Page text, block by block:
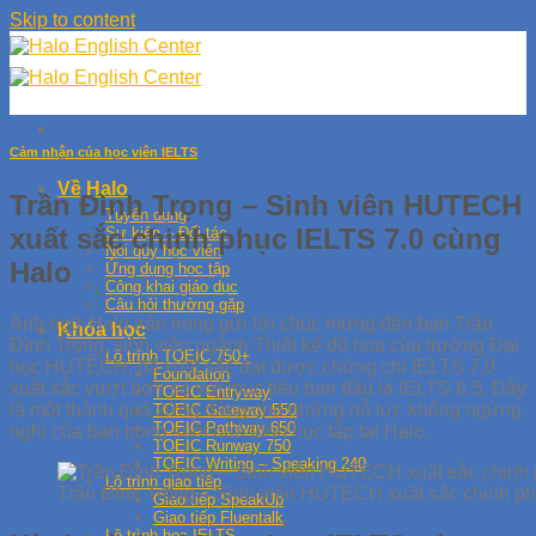
Skip to content
Về Halo
Tuyển dụng
Sự kiện – Đối tác
Nội quy học viên
Ứng dụng học tập
Công khai giáo dục
Câu hỏi thường gặp
Khóa học
Lộ trình TOEIC 750+
Foundation
TOEIC Entryway
TOEIC Gateway 550
TOEIC Pathway 650
TOEIC Runway 750
TOEIC Writing – Speaking 240
Lộ trình giao tiếp
Giao tiếp SpeakUp
Giao tiếp Fluentalk
Cảm nhận của học viên IELTS
Trần Đình Trọng – Sinh viên HUTECH
xuất sắc chinh phục IELTS 7.0 cùng
Halo
Anh ngữ Halo trân trọng gửi lời chúc mừng đến bạn Trần
Đình Trọng, sinh viên ngành Thiết kế đồ họa của trường Đại
học HUTECH, đã xuất sắc đạt được chứng chỉ IELTS 7.0
xuất sắc vượt hơn so với mục tiêu ban đầu là IELTS 6.5. Đây
là một thành quả xứng đáng cho những nỗ lực không ngừng
nghỉ của bạn trong suốt quá trình học tập tại Halo.
Trần Đình Trọng – Sinh viên HUTECH xuất sắc chinh